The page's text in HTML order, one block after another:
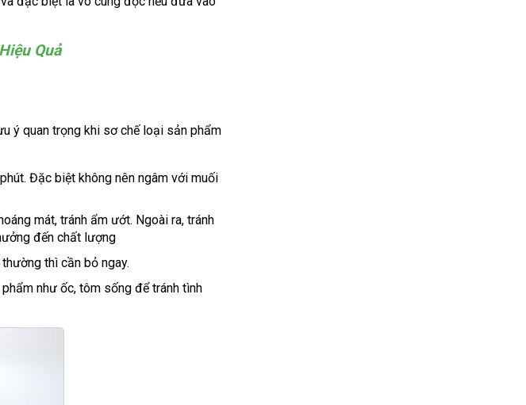
Quả
ý quan trọng khi sơ chế loại sản phẩm
Đặc biệt không nên ngâm với muối
mát, tránh ẩm ướt. Ngoài ra, tránh
đến chất lượng
thì cần bỏ ngay.
như ốc, tôm sống để tránh tình